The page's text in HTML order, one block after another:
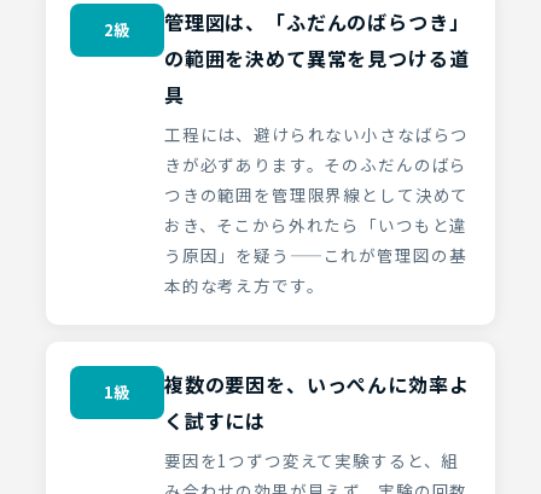
2級
管理図は、「ふだんのばらつき」
の範囲を決めて異常を見つける道
具
工程には、避けられない小さなばらつ
きが必ずあります。そのふだんのばら
つきの範囲を管理限界線として決めて
おき、そこから外れたら「いつもと違
う原因」を疑う——これが管理図の基
本的な考え方です。
1級
複数の要因を、いっぺんに効率よ
く試すには
要因を1つずつ変えて実験すると、組